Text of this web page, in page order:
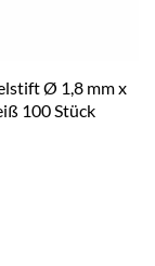
Ø 1,8 mm x
100 Stück